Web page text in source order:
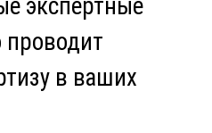
экспертные
проводит
в ваших